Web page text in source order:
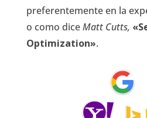
preferentemente en la
o como diceMatt Cutts,
Optimization».